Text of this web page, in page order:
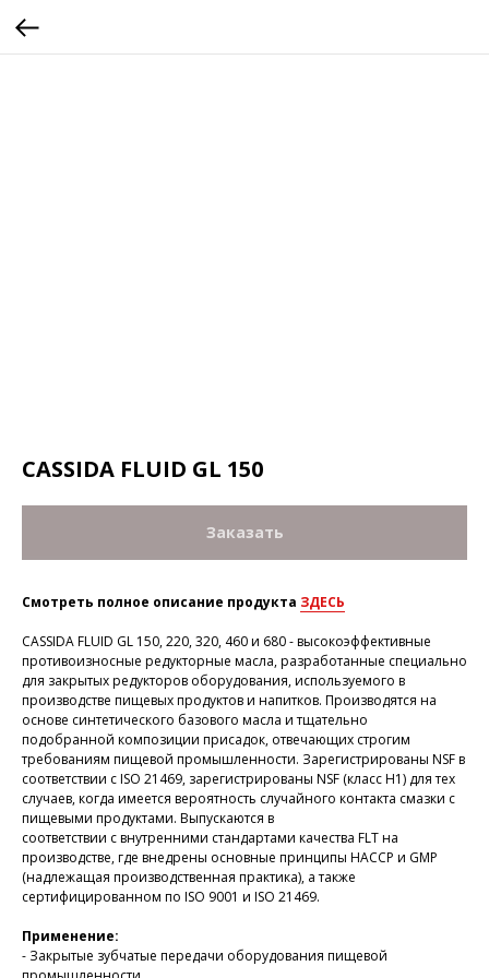
CASSIDA FLUID GL 150
Заказать
Смотреть полное описание продукта ЗДЕСЬ
CASSIDA FLUID GL 150, 220, 320, 460 и 680 - высокоэффективные
противоизносные редукторные масла, разработанные специально
для закрытых редукторов оборудования, используемого в
производстве пищевых продуктов и напитков. Производятся на
основе синтетического базового масла и тщательно
подобранной композиции присадок, отвечающих строгим
требованиям пищевой промышленности. Зарегистрированы NSF в
соответствии с ISO 21469, зарегистрированы NSF (класс H1) для тех
случаев, когда имеется вероятность случайного контакта смазки с
пищевыми продуктами. Выпускаются в
соответствии с внутренними стандартами качества FLT на
производстве, где внедрены основные принципы HACCP и GMP
(надлежащая производственная практика), а также
сертифицированном по ISO 9001 и ISO 21469.
Применение:
- Закрытые зубчатые передачи оборудования пищевой